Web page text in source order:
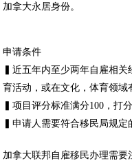
加拿大永居身份。
申请条件
▍近五年内至少两年自雇相
育活动，或在文化，体育领域
▍项目评分标准满分100，打分
▍申请人需要符合移民局规定
加拿大联邦自雇移民办理需要